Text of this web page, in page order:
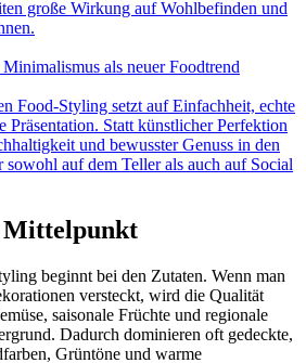
große Wirkung auf Wohlbefinden und
als neuer Foodtrend
Food-Styling setzt auf Einfachheit, echte
Präsentation. Statt künstlicher Perfektion
und bewusster Genuss in den
auf dem Teller als auch auf Social
Mittelpunkt
beginnt bei den Zutaten. Wenn man
versteckt, wird die Qualität
saisonale Früchte und regionale
Dadurch dominieren oft gedeckte,
Grüntöne und warme